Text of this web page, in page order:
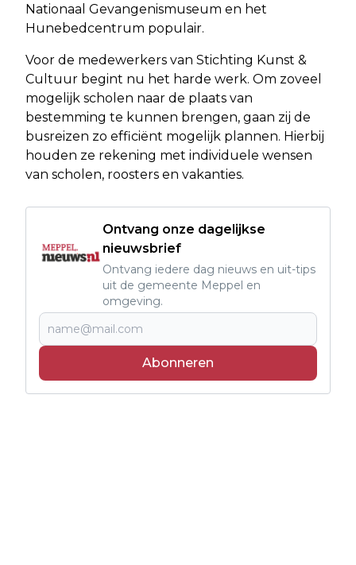
Nationaal Gevangenismuseum en het
Hunebedcentrum populair.
Voor de medewerkers van Stichting Kunst &
Cultuur begint nu het harde werk. Om zoveel
mogelijk scholen naar de plaats van
bestemming te kunnen brengen, gaan zij de
busreizen zo efficiënt mogelijk plannen. Hierbij
houden ze rekening met individuele wensen
van scholen, roosters en vakanties.
Ontvang onze dagelijkse
nieuwsbrief
Ontvang iedere dag nieuws en uit-tips
uit de gemeente Meppel en
omgeving.
Abonneren